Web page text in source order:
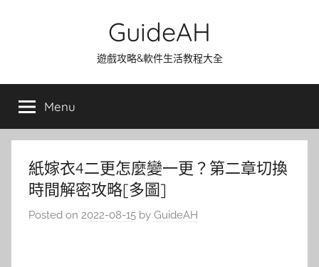
GuideAH
遊戲攻略&軟件生活教程大全
Menu
紙嫁衣4二更怎麼變一更？第二章切換
時間解密攻略[多圖]
Posted on 2022-08-15 by GuideAH